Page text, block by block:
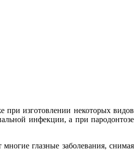
при изготовлении некоторых видов
инфекции, а при пародонтозе
глазные заболевания, снимая